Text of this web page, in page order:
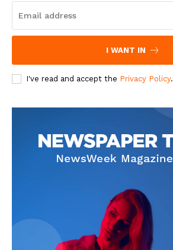
I WANT IN
I've read and accept the Privacy Policy.